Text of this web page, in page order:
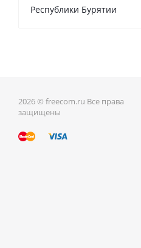
Республики Бурятии
2026 © freecom.ru Все права
защищены